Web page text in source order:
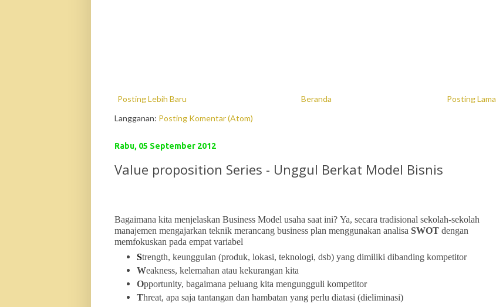
Posting Lebih Baru Posting Lama
Beranda
Langganan: Posting Komentar (Atom)
Rabu, 05 September 2012
Value proposition Series - Unggul Berkat Model Bisnis
Bagaimana kita menjelaskan Business Model usaha saat ini? Ya, secara tradisional sekolah-sekolah
manajemen mengajarkan teknik merancang business plan menggunakan analisa SWOTdengan
memfokuskan pada empat variabel
Strength, keunggulan (produk, lokasi, teknologi, dsb) yang dimiliki dibanding kompetitor
Weakness, kelemahan atau kekurangan kita
Opportunity, bagaimana peluang kita mengungguli kompetitor
Threat, apa saja tantangan dan hambatan yang perlu diatasi (dieliminasi)